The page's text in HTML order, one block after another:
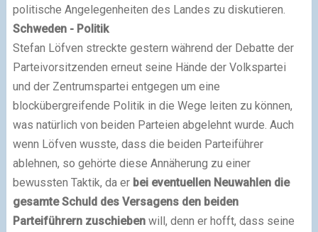
politische Angelegenheiten des Landes zu diskutieren.
Schweden - Politik
Stefan Löfven streckte gestern während der Debatte der
Parteivorsitzenden erneut seine Hände der Volkspartei
und der Zentrumspartei entgegen um eine
blockübergreifende Politik in die Wege leiten zu können,
was natürlich von beiden Parteien abgelehnt wurde. Auch
wenn Löfven wusste, dass die beiden Parteiführer
ablehnen, so gehörte diese Annäherung zu einer
bewussten Taktik, da er bei eventuellen Neuwahlen die
gesamte Schuld des Versagens den beiden
Parteiführern zuschiebenwill, denn er hofft, dass seine